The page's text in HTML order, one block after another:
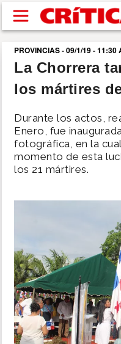
Pasar al contenido
buscar
SUCESOS
NACIONAL
POLÍTICA
MUNDO
INSÓLITAS
MULTIMEDIA
PROVINCIAS - 09/1/19 - 11:30
La Chorrera
los mártires
Durante los actos,
Enero, fue
fotográfica, en la
momento de esta
los 21 mártires.